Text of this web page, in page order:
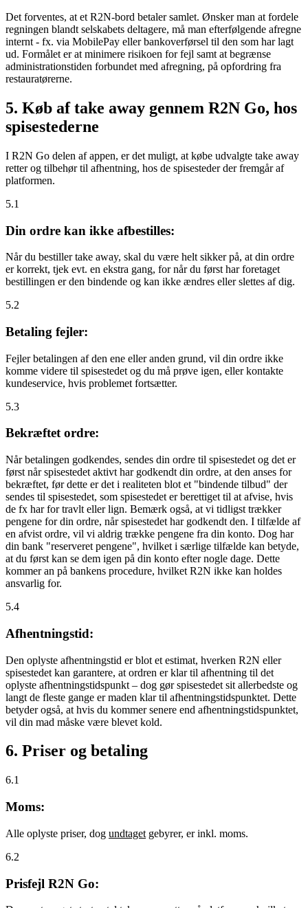
Det forventes, at et R2N-bord betaler samlet. Ønsker man at fordele
regningen blandt selskabets deltagere, må man efterfølgende afregne
internt - fx. via MobilePay eller bankoverførsel til den som har lagt
ud. Formålet er at minimere risikoen for fejl samt at begrænse
administrationstiden forbundet med afregning, på opfordring fra
restauratørerne.
5. Køb af take away gennem R2N Go, hos
spisestederne
I R2N Go delen af appen, er det muligt, at købe udvalgte take away
retter og tilbehør til afhentning, hos de spisesteder der fremgår af
platformen.
5.1
Din ordre kan ikke afbestilles:
Når du bestiller take away, skal du være helt sikker på, at din ordre
er korrekt, tjek evt. en ekstra gang, for når du først har foretaget
bestillingen er den bindende og kan ikke ændres eller slettes af dig.
5.2
Betaling fejler:
Fejler betalingen af den ene eller anden grund, vil din ordre ikke
komme videre til spisestedet og du må prøve igen, eller kontakte
kundeservice, hvis problemet fortsætter.
5.3
Bekræftet ordre:
Når betalingen godkendes, sendes din ordre til spisestedet og det er
først når spisestedet aktivt har godkendt din ordre, at den anses for
bekræftet, før dette er det i realiteten blot et "bindende tilbud" der
sendes til spisestedet, som spisestedet er berettiget til at afvise, hvis
de fx har for travlt eller lign. Bemærk også, at vi tidligst trækker
pengene for din ordre, når spisestedet har godkendt den. I tilfælde af
en afvist ordre, vil vi aldrig trække pengene fra din konto. Dog har
din bank "reserveret pengene", hvilket i særlige tilfælde kan betyde,
at du først kan se dem igen på din konto efter nogle dage. Dette
kommer an på bankens procedure, hvilket R2N ikke kan holdes
ansvarlig for.
5.4
Afhentningstid:
Den oplyste afhentningstid er blot et estimat, hverken R2N eller
spisestedet kan garantere, at ordren er klar til afhentning til det
oplyste afhentningstidspunkt – dog gør spisestedet sit allerbedste og
langt de fleste gange er maden klar til afhentningstidspunktet. Dette
betyder også, at hvis du kommer senere end afhentningstidspunktet,
vil din mad måske være blevet kold.
6. Priser og betaling
6.1
Moms:
Alle oplyste priser, dog undtaget gebyrer, er inkl. moms.
6.2
Prisfejl R2N Go: